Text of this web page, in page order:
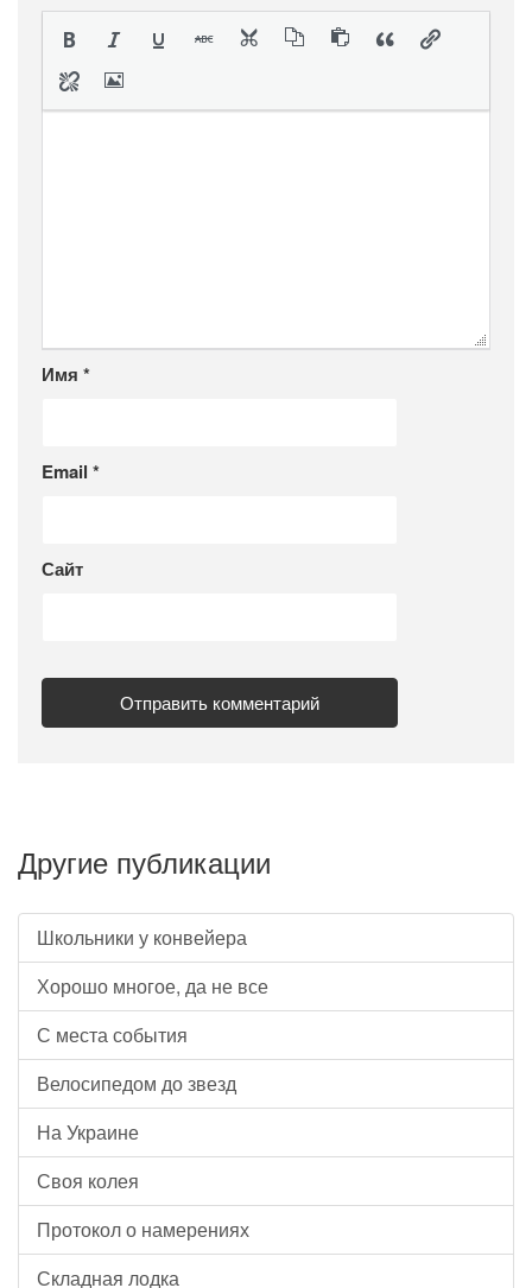
Имя *
Email *
Сайт
Другие публикации
Школьники у конвейера
Хорошо многое, да не все
С места события
Велосипедом до звезд
На Украине
Своя колея
Протокол о намерениях
Складная лодка